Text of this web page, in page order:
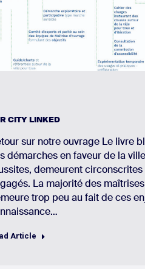
CITY LINKED
sur notre ouvrage Le livre
démarches en faveur de la
demeurent
La majorité des
trop peu au fait de ces
Article